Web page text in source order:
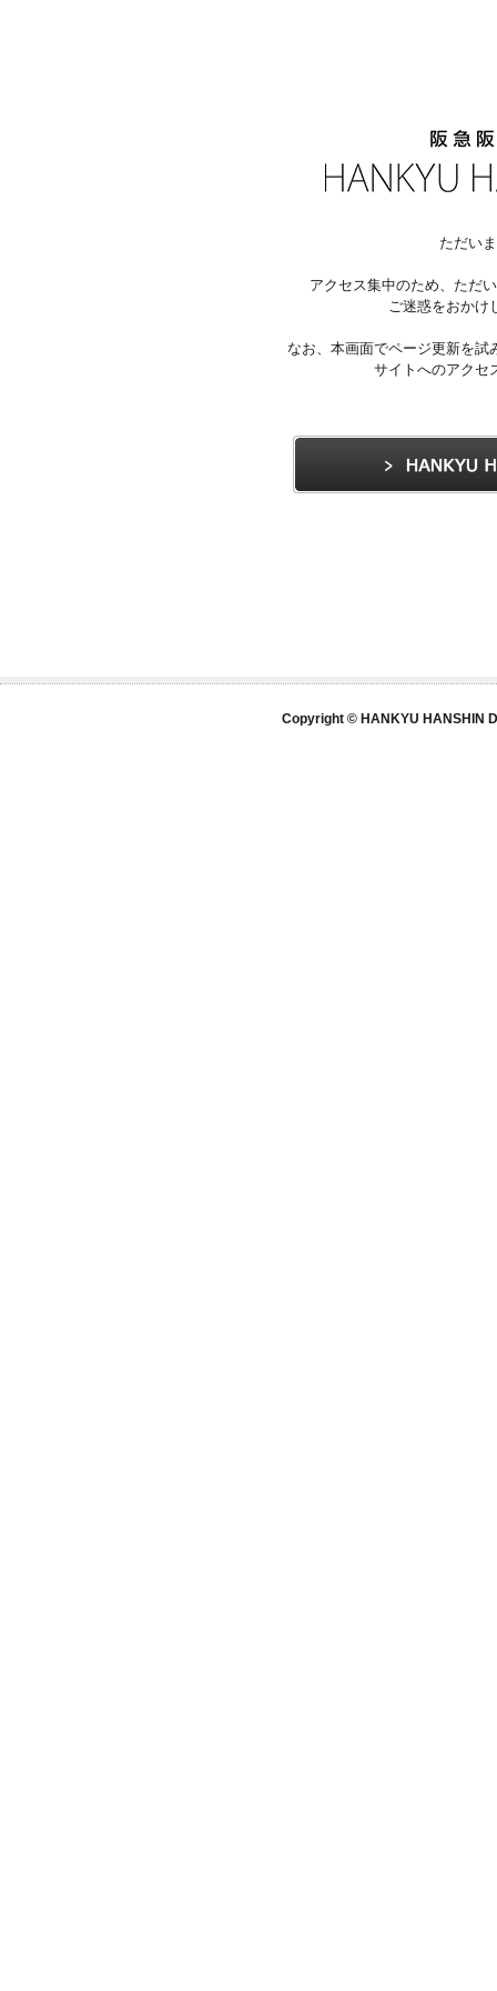
ただい
アクセス集中のため、ただ
ご迷惑をおかけ
なお、本画面でページ更新を
サイトへのアクセ
Copyright © HANKYU HANSHIN